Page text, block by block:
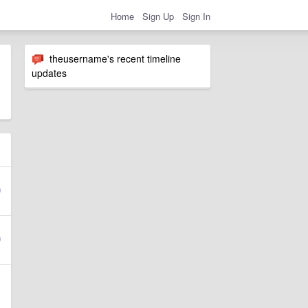
Home Sign Up Sign In
theusername's recent timeline
updates